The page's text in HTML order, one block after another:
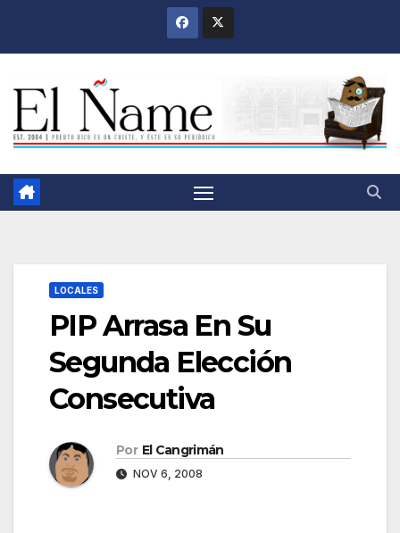
LOCALES
PIP Arrasa En Su
Segunda Elección
Consecutiva
Por El Cangrimán
NOV 6, 2008